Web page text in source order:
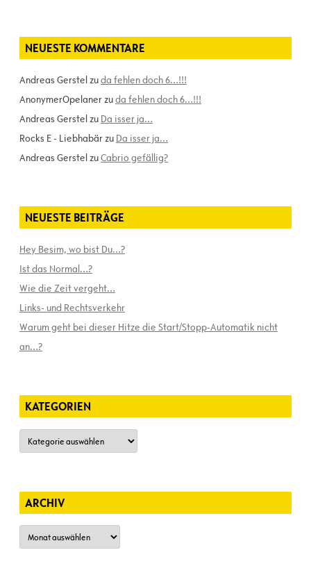
NEUESTE KOMMENTARE
Andreas Gerstelzuda fehlen doch 6…!!!
AnonymerOpelanerzuda fehlen doch 6…!!!
Andreas Gerstelzu Da isser ja…
Rocks E - Liebhabärzu Da isser ja…
Andreas GerstelzuCabrio gefällig?
NEUESTE BEITRÄGE
Hey Besim, wo bist Du…?
Ist das Normal…?
Wie die Zeit vergeht…
Links- und Rechtsverkehr
Warum geht bei dieser Hitze die Start/Stopp-Automatik nicht
an…?
KATEGORIEN
Kategorien
ARCHIV
Archiv